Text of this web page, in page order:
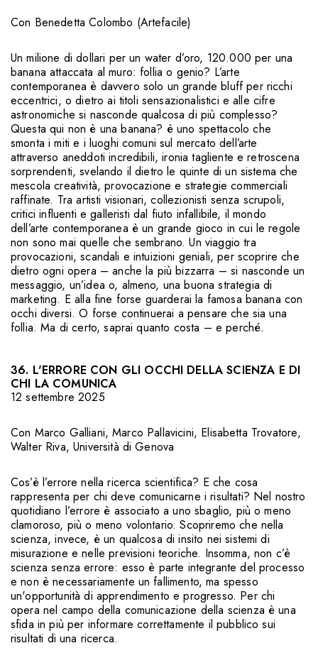
Con Benedetta Colombo (Artefacile)
Un milione di dollari per un water d’oro, 120.000 per una
banana attaccata al muro: follia o genio? L’arte
contemporanea è davvero solo un grande bluff per ricchi
eccentrici, o dietro ai titoli sensazionalistici e alle cifre
astronomiche si nasconde qualcosa di più complesso?
Questa qui non è una banana? è uno spettacolo che
smonta i miti e i luoghi comuni sul mercato dell’arte
attraverso aneddoti incredibili, ironia tagliente e retroscena
sorprendenti, svelando il dietro le quinte di un sistema che
mescola creatività, provocazione e strategie commerciali
raffinate. Tra artisti visionari, collezionisti senza scrupoli,
critici influenti e galleristi dal fiuto infallibile, il mondo
dell’arte contemporanea è un grande gioco in cui le regole
non sono mai quelle che sembrano. Un viaggio tra
provocazioni, scandali e intuizioni geniali, per scoprire che
dietro ogni opera – anche la più bizzarra – si nasconde un
messaggio, un’idea o, almeno, una buona strategia di
marketing. E alla fine forse guarderai la famosa banana con
occhi diversi. O forse continuerai a pensare che sia una
follia. Ma di certo, saprai quanto costa – e perché.
36. L'ERRORE CON GLI OCCHI DELLA SCIENZA E DI
CHI LA COMUNICA
12 settembre 2025
Con Marco Galliani,Marco Pallavicini, Elisabetta Trovatore,
Walter Riva,Università di Genova
Cos’è l’errore nella ricerca scientifica? E che cosa
rappresenta per chi deve comunicarne i risultati? Nel nostro
quotidiano l’errore è associato a uno sbaglio, più o meno
clamoroso, più o meno volontario. Scopriremo che nella
scienza, invece, è un qualcosa di insito nei sistemi di
misurazione e nelle previsioni teoriche. Insomma, non c’è
scienza senza errore: esso è parte integrante del processo
e non è necessariamente un fallimento, ma spesso
un'opportunità di apprendimento e progresso. Per chi
opera nel campo della comunicazione della scienza è una
sfida in più per informare correttamente il pubblico sui
risultati di una ricerca.